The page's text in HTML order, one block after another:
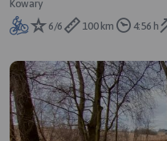
Kowary
6/6
100 km 4:56 h